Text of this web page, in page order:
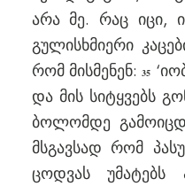
არა მე. რაც იცი,
გულისხმიერი
რომ მისმენენ:35
და მის სიტყვებს
ბოლომდე
მსგავსად რომ
ცოდვას